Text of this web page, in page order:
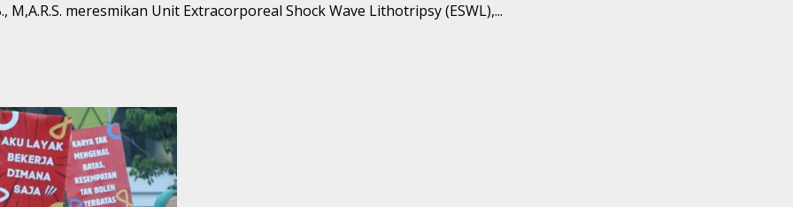
meresmikan Unit Extracorporeal Shock Wave Lithotripsy (ESWL),...